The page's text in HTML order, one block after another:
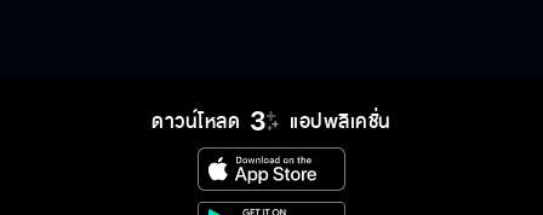
ดาวน์โหลด แอปพลิเคชั่น